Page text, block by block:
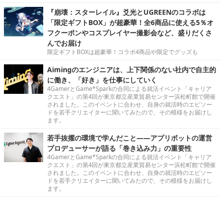
『崩壊：スターレイル』爻光とUGREENのコラボは
「限定ギフトBOX」が超豪華！全6商品に使える5％オ
フクーポンやコスプレイヤー撮影会など、盛りだくさ
んでお届け
限定ギフトBOXは超豪華！コラボ4商品や限定でグッズも
Aimingのエンジニアは、上下関係のない社内で自主的
に働き、「好き」を仕事にしていく
4GamerとGame*Sparkの合同による就活イベント「キャリア
クエスト」の第4回が東京都立産業貿易センター浜松町館で開催
されました。このイベントに合わせ、自身の就活時のエピソー
ドを若手クリエイターに聞いてみたので、その模様をお届けし
ます。
若手抜擢の環境で学んだこと――アプリボットの運営
プロデューサーが語る「巻き込み力」の重要性
4GamerとGame*Sparkの合同による就活イベント「キャリア
クエスト」の第4回が東京都立産業貿易センター浜松町館で開催
されました。このイベントに合わせ、自身の就活時のエピソー
ドを若手クリエイターに聞いてみたので、その模様をお届けし
ます。